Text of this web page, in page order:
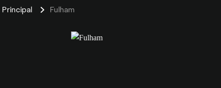
Principal Fulham